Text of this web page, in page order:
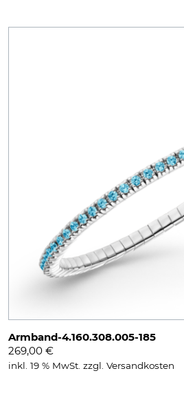
Armband-4.160.308.005-185
269,00 €
inkl. 19 % MwSt. zzgl. Versandkosten